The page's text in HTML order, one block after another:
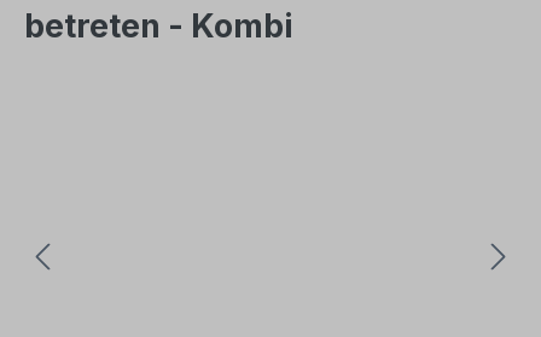
betreten - Kombi